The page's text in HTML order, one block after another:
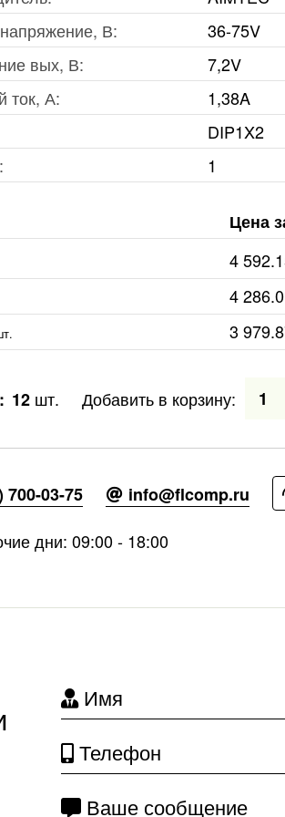
В:
36-75V
вых, В:
7,2V
ток, А:
1,38A
DIP1X2
1
Цена
4
4
3
12шт. Добавить в корзину:
700-03-75 info@flcomp.ru
дни: 09:00 - 18:00
Имя
Телефон
Ваше сообщение